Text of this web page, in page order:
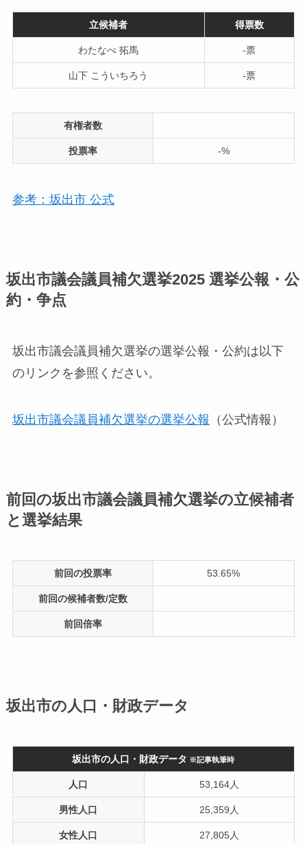
立候補者 得票数
わたなべ 拓馬 -票
山下 こういちろう -票
有権者数
投票率 -%
参考：坂出市 公式
坂出市議会議員補欠選挙2025 選挙公報・公
約・争点
坂出市議会議員補欠選挙の選挙公報・公約は以下
のリンクを参照ください。
坂出市議会議員補欠選挙の選挙公報 （公式情報）
前回の坂出市議会議員補欠選挙の立候補者
と選挙結果
前回の投票率 53.65%
前回の候補者数/定数
前回倍率
坂出市の人口・財政データ
坂出市の人口・財政データ ※記事執筆時
人口 53,164人
男性人口 25,359人
女性人口 27,805人